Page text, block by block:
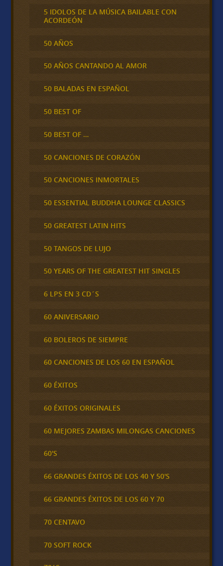
5 IDOLOS DE LA MÚSICA BAILABLE CON
ACORDEÓN
50 AÑOS
50 AÑOS CANTANDO AL AMOR
50 BALADAS EN ESPAÑOL
50 BEST OF
50 BEST OF …
50 CANCIONES DE CORAZÓN
50 CANCIONES INMORTALES
50 ESSENTIAL BUDDHA LOUNGE CLASSICS
50 GREATEST LATIN HITS
50 TANGOS DE LUJO
50 YEARS OF THE GREATEST HIT SINGLES
6 LPS EN 3 CD´S
60 ANIVERSARIO
60 BOLEROS DE SIEMPRE
60 CANCIONES DE LOS 60 EN ESPAÑOL
60 ÉXITOS
60 ÉXITOS ORIGINALES
60 MEJORES ZAMBAS MILONGAS CANCIONES
60'S
66 GRANDES ÉXITOS DE LOS 40 Y 50'S
66 GRANDES ÉXITOS DE LOS 60 Y 70
70 CENTAVO
70 SOFT ROCK